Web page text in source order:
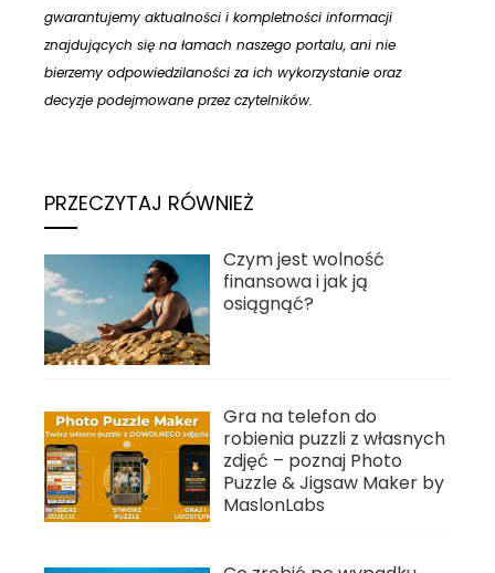
gwarantujemy aktualności i kompletności informacji
znajdujących się na łamach naszego portalu, ani nie
bierzemy odpowiedzilaności za ich wykorzystanie oraz
decyzje podejmowane przez czytelników.
PRZECZYTAJ RÓWNIEŻ
Czym jest wolność
finansowa i jak ją
osiągnąć?
Gra na telefon do
robienia puzzli z własnych
zdjęć – poznaj Photo
Puzzle & Jigsaw Maker by
MaslonLabs